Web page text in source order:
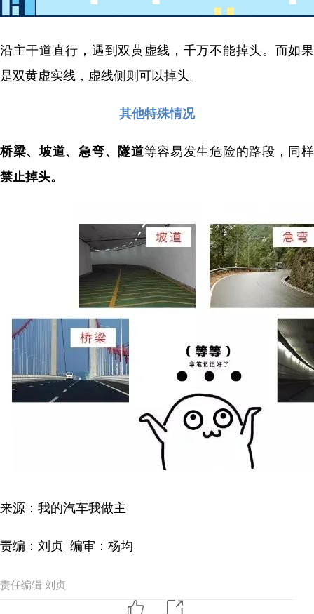
沿主干道直行，遇到双黄虚线，千万不能掉头。而如果
是双黄虚实线，虚线侧则可以掉头。
其他特殊情况
桥梁、坡道、急弯、隧道等容易发生危险的路段，同样
禁止掉头。
来源：我的汽车我做主
责编：刘贞 编审：杨均
责任编辑 刘贞